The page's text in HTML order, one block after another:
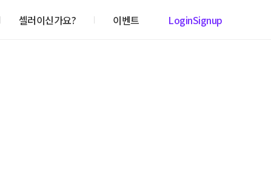
셀러이신가요? 이벤트 LoginSignup